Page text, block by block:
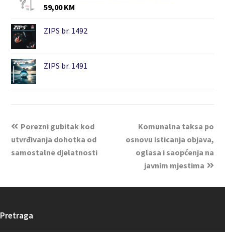
59,00KM
ZIPS br. 1492
ZIPS br. 1491
Porezni gubitak kod
utvrđivanja dohotka od
samostalne djelatnosti
Komunalna taksa po
osnovu isticanja objava,
oglasa i saopćenja na
javnim mjestima
Pretraga